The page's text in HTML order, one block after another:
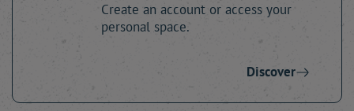
Create an account or access your
personal space.
Discover